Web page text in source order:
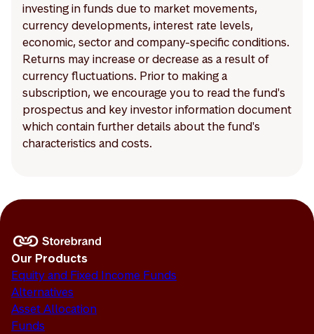
investing in funds due to market movements,
currency developments, interest rate levels,
economic, sector and company-specific conditions.
Returns may increase or decrease as a result of
currency fluctuations. Prior to making a
subscription, we encourage you to read the fund's
prospectus and key investor information document
which contain further details about the fund's
characteristics and costs.
Our Products
Equity and Fixed Income Funds
Alternatives
Asset Allocation
Funds